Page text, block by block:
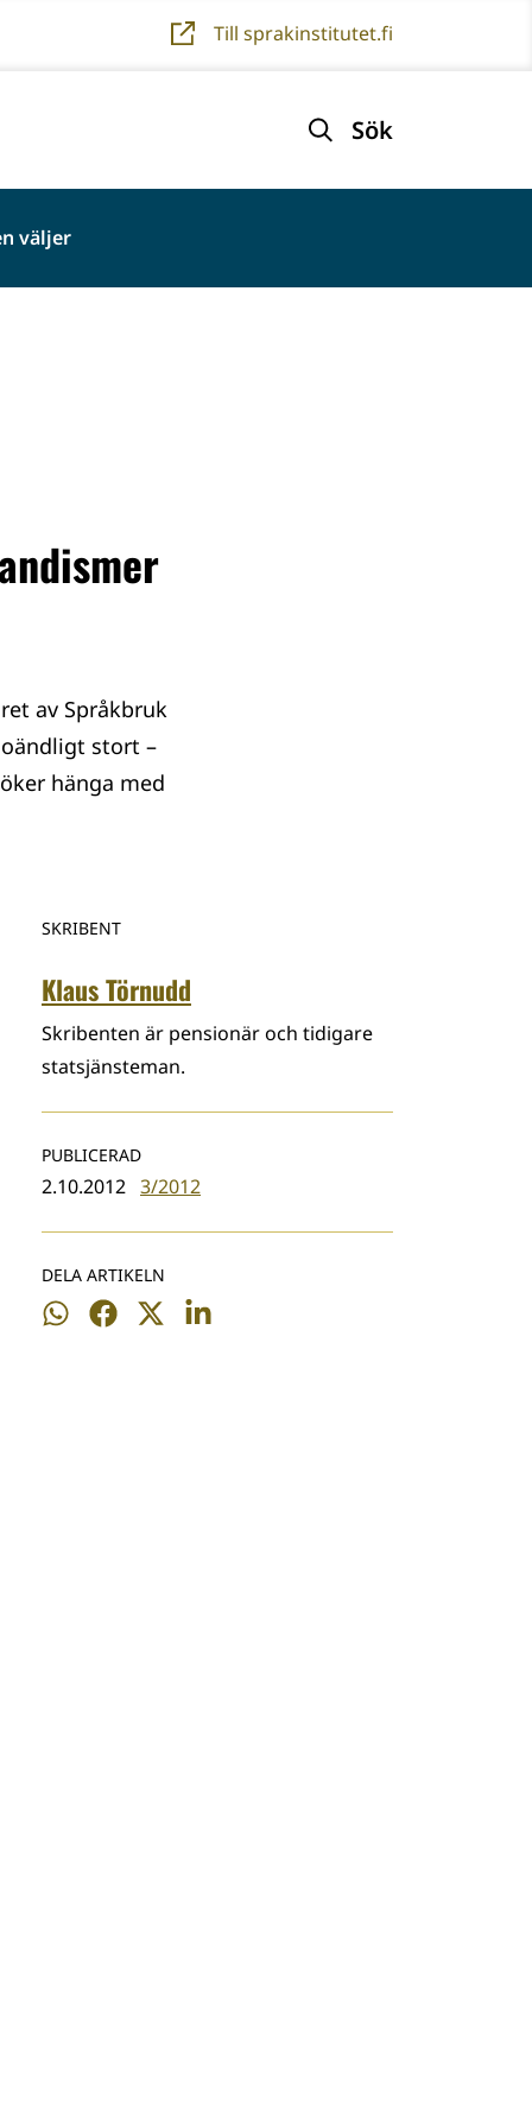
Till sprakinstitutet.fi
Sök
väljer
av Språkbruk
stort –
hänga med
SKRIBENT
Klaus Törnudd
Skribenten är pensionär och tidigare
statsjänsteman.
PUBLICERAD
2.10.2012 3/2012
DELA ARTIKELN
Dela
Dela
Dela
Dela